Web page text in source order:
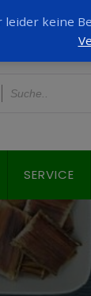
SERVICE
keine